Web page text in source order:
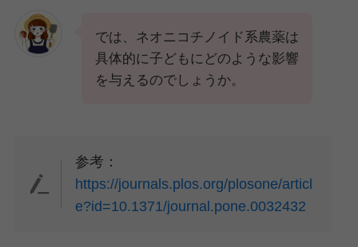
では、ネオニコチノイド系農薬は
具体的に子どもにどのような影響
を与えるのでしょうか。
参考：
https://journals.plos.org/plosone/articl
e?id=10.1371/journal.pone.0032432